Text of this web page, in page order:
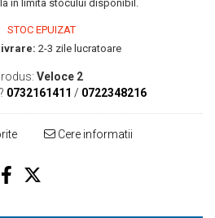
in limita stocului disponibil.
STOC EPUIZAT
2-3 zile lucratoare
Veloce 2
0732161411 / 0722348216
Cere informatii